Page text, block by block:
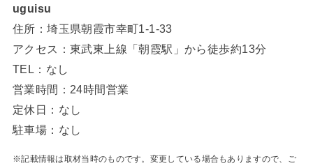
uguisu
住所：埼玉県朝霞市幸町1-1-33
アクセス：東武東上線「朝霞駅」から徒歩約13分
TEL：なし
営業時間：24時間営業
定休日：なし
駐車場：なし
※記載情報は取材当時のものです。変更している場合もありますので、ご